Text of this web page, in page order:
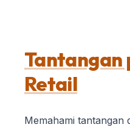
Tantangan
Retail
Memahami tantangan